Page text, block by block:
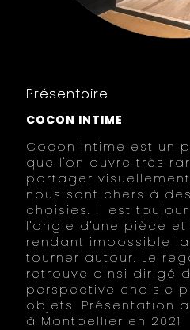
Présentoire
COCON INTIME
Cocon intime est un
que l'on ouvre très
partager
nous sont chers à
choisies. Il est
l'angle d'une pièce
rendant impossible
tourner autour. Le
retrouve ainsi dirigé
perspective choisie
objets. Présentation
à Montpellier en 2021